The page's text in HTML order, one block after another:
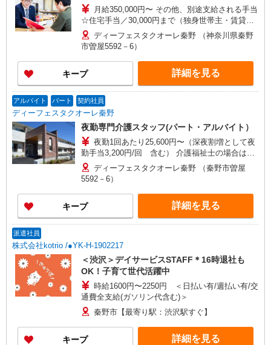
月給350,000円〜 その他、別途支給される手当
☆住宅手当／30,000円まで（独身世帯主・賃貸契
約の場合、家賃半額相当） ☆扶養手当／18歳未満
のお子様お一人につき5,000円/月 ☆夜勤手当8,000
円／回 ☆早出・遅出手当500円／回 試用期間3ヵ
月、月給320,000円〜
ディーフェスタクオーレ秦野 （神奈川県秦野
市曽屋5592－6）
キープ 詳細を見る
アルバイト パート 契約社員
ディーフェスタクオーレ秦野
夜勤専門介護スタッフ(パート・アルバイト）
夜勤1回あたり25,600円〜（深夜割増として夜
勤手当3,200円/回 含む） 介護福祉士の場合は、
夜勤1回あたり28,000円 ※見習い期間中は時給
1,300円
ディーフェスタクオーレ秦野 （秦野市曽屋
5592－6）
キープ 詳細を見る
派遣社員
株式会社kotrio /●YK-H-1902217
＜渋沢＞デイサービスSTAFF＊16時退社も
OK！子育て世代活躍中
時給1600円〜2250円 ＜日払い有/週払い有/交
通費全支給(ガソリン代含む)＞
秦野市【最寄り駅：渋沢駅すぐ】
キープ 詳細を見る